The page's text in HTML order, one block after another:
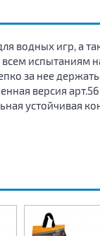
водных игр, а
испытаниям
за нее
версия
устойчивая